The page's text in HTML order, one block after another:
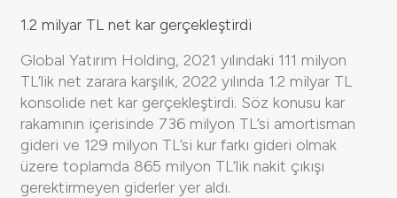
1.2 milyar TL net kar gerçekleştirdi
Global Yatırım Holding, 2021 yılındaki 111 milyon
TL’lik net zarara karşılık, 2022 yılında 1.2 milyar TL
konsolide net kar gerçekleştirdi. Söz konusu kar
rakamının içerisinde 736 milyon TL’si amortisman
gideri ve 129 milyon TL’si kur farkı gideri olmak
üzere toplamda 865 milyon TL’lik nakit çıkışı
gerektirmeyen giderler yer aldı.